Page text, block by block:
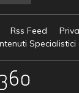
Rss Feed
Specialistici